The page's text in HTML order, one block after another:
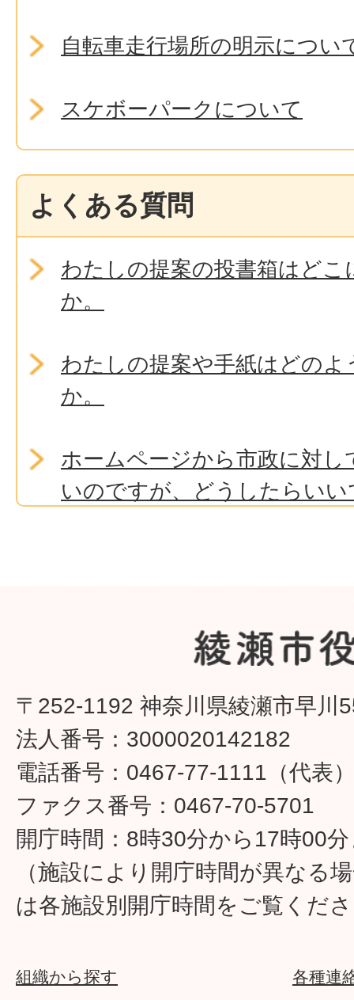
自転車走行場所の明示につい
スケボーパークについて
よくある質問
わたしの提案の投書箱はど
か。
わたしの提案や手紙はどの
か。
ホームページから市政に対し
いのですが、どうしたらいい
〒252-1192 神奈川県綾瀬市早川
法人番号：3000020142182
電話番号：0467-77-1111（代表
ファクス番号：0467-70-5701
開庁時間：8時30分から17時00
（施設により開庁時間が異なる
は各施設別開庁時間をご覧くだ
組織から探す 各種連